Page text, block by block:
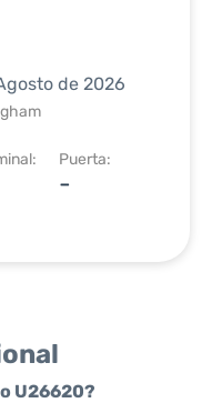
de 2026
Puerta:
-
U26620?